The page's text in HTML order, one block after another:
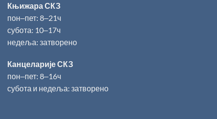
Књижара СКЗ
пон‒пет: 8‒21ч
субота: 10‒17ч
недеља: затворено
Канцеларије СКЗ
пон‒пет: 8‒16ч
субота и недеља: затворено